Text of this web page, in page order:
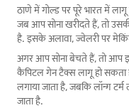
उधार लेने की क्षमता अलग-
और सूचित निर्णय लें.
ठाणे में गोल्ड पर पूरे भारत में
जब आप सोना खरीदते हैं, तो
है. इसके अलावा, ज्वेलरी पर
अगर आप सोना बेचते हैं, तो आप
कैपिटल गेन टैक्स लागू हो
लगाया जाता है, जबकि लॉन्ग
जाता है.